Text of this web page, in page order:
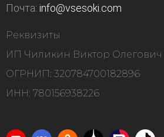
Почта: info@vsesoki.com
Реквизиты
ИП Чиликин Виктор Олегович
ОГРНИП: 320784700182896
ИНН: 780156938226